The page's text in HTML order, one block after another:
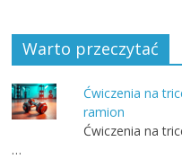
Warto przeczytać
Ćwiczenia na
ramion
Ćwiczenia na
…